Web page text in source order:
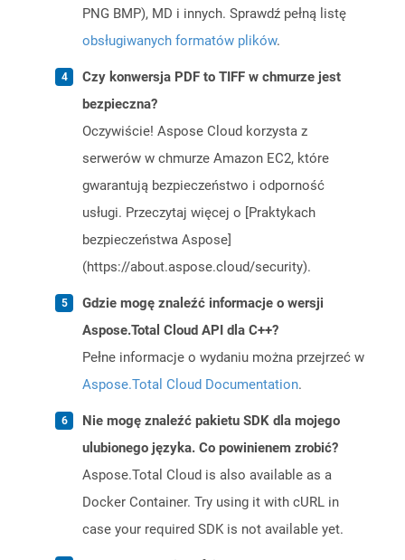
PNG BMP), MD i innych. Sprawdź pełną listę
obsługiwanych formatów plików.
Czy konwersja PDF to TIFF w chmurze jest
bezpieczna?
Oczywiście! Aspose Cloud korzysta z
serwerów w chmurze Amazon EC2, które
gwarantują bezpieczeństwo i odporność
usługi. Przeczytaj więcej o [Praktykach
bezpieczeństwa Aspose]
(https://about.aspose.cloud/security).
Gdzie mogę znaleźć informacje o wersji
Aspose.Total Cloud API dla C++?
Pełne informacje o wydaniu można przejrzeć w
Aspose.Total Cloud Documentation.
Nie mogę znaleźć pakietu SDK dla mojego
ulubionego języka. Co powinienem zrobić?
Aspose.Total Cloud is also available as a
Docker Container. Try using it with cURL in
case your required SDK is not available yet.